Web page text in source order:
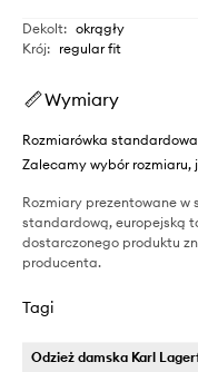
Dekolt: okrągły
Krój: regular fit
Wymiary
Rozmiarówka standardowa
Zalecamy wybór rozmiaru,
Rozmiary prezentowane w
standardową, europejską
dostarczonego produktu
producenta.
Tagi
Odzież damska Karl